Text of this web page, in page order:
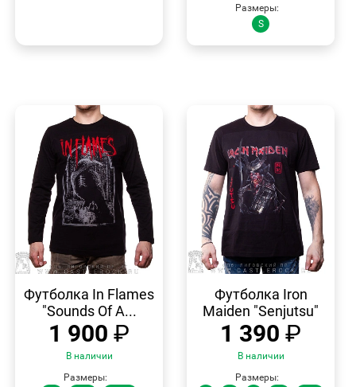
Размеры:
S
ПРОСМОТР
Футболка In Flames
"Sounds Of A...
1 900 ₽
В наличии
Размеры:
ПРОСМОТР
Футболка Iron
Maiden "Senjutsu"
1 390 ₽
В наличии
Размеры: